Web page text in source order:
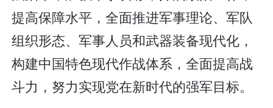
提高保障水平，全面推进军事理论、军队
组织形态、军事人员和武器装备现代化，
构建中国特色现代作战体系，全面提高战
斗力，努力实现党在新时代的强军目标。